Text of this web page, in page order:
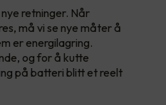
retninger. Når
må vi se nye måter å
er energilagring.
og for å kutte
på batteri blitt et reelt